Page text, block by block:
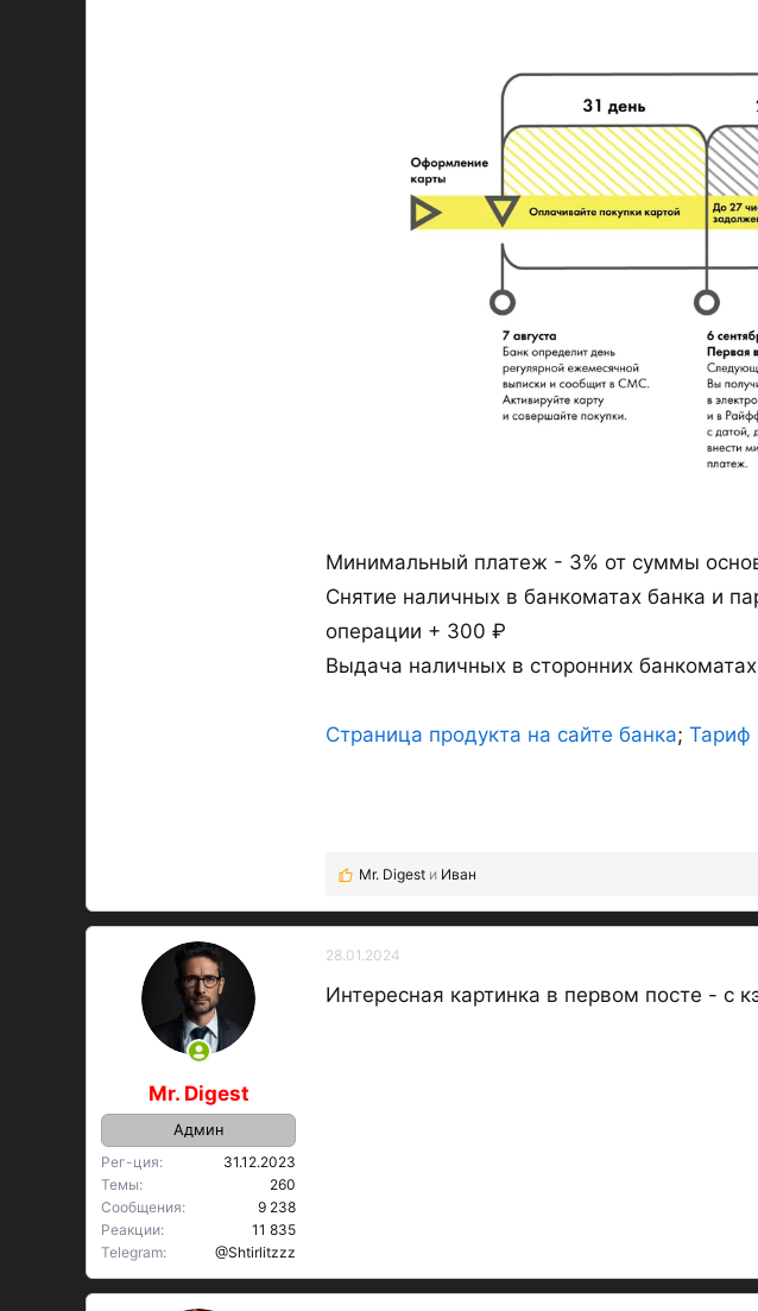
Минимальный платеж - 3% от суммы
Снятие наличных в банкоматах банка и
операции + 300 ₽
Выдача наличных в сторонних
Страница продукта на сайте банка; Тариф
Р
е
а
к
и
Mr. Digest и Иван
Mr. Digest
Админ
Рег-ция
31.12.2023
Темы
260
Сообщения
9 238
Реакции
11 835
Telegram
@Shtirlitzzz
28.01.2024
Интересная картинка в первом посте - с